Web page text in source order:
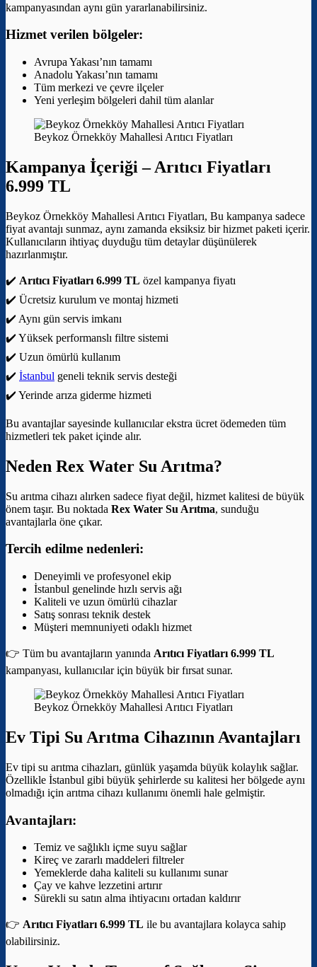
kampanyasından aynı gün yararlanabilirsiniz.
Hizmet verilen bölgeler:
Avrupa Yakası’nın tamamı
Anadolu Yakası’nın tamamı
Tüm merkezi ve çevre ilçeler
Yeni yerleşim bölgeleri dahil tüm alanlar
Beykoz Örnekköy Mahallesi Arıtıcı Fiyatları
Kampanya İçeriği –Arıtıcı Fiyatları
6.999 TL
Beykoz Örnekköy Mahallesi Arıtıcı Fiyatları, Bu kampanya sadece
fiyat avantajı sunmaz, aynı zamanda eksiksiz bir hizmet paketi içerir.
Kullanıcıların ihtiyaç duyduğu tüm detaylar düşünülerek
hazırlanmıştır.
✔️ Arıtıcı Fiyatları 6.999 TL özel kampanya fiyatı
✔️ Ücretsiz kurulum ve montaj hizmeti
✔️ Aynı gün servis imkanı
✔️ Yüksek performanslı filtre sistemi
✔️ Uzun ömürlü kullanım
✔️ İstanbul geneli teknik servis desteği
✔️ Yerinde arıza giderme hizmeti
Bu avantajlar sayesinde kullanıcılar ekstra ücret ödemeden tüm
hizmetleri tek paket içinde alır.
Neden Rex Water Su Arıtma?
Su arıtma cihazı alırken sadece fiyat değil, hizmet kalitesi de büyük
önem taşır. Bu noktada Rex Water Su Arıtma, sunduğu
avantajlarla öne çıkar.
Tercih edilme nedenleri:
Deneyimli ve profesyonel ekip
İstanbul genelinde hızlı servis ağı
Kaliteli ve uzun ömürlü cihazlar
Satış sonrası teknik destek
Müşteri memnuniyeti odaklı hizmet
👉 Tüm bu avantajların yanında Arıtıcı Fiyatları 6.999 TL
kampanyası, kullanıcılar için büyük bir fırsat sunar.
Beykoz Örnekköy Mahallesi Arıtıcı Fiyatları
Ev Tipi Su Arıtma Cihazının Avantajları
Ev tipi su arıtma cihazları, günlük yaşamda büyük kolaylık sağlar.
Özellikle İstanbul gibi büyük şehirlerde su kalitesi her bölgede aynı
olmadığı için arıtma cihazı kullanımı önemli hale gelmiştir.
Avantajları:
Temiz ve sağlıklı içme suyu sağlar
Kireç ve zararlı maddeleri filtreler
Yemeklerde daha kaliteli su kullanımı sunar
Çay ve kahve lezzetini artırır
Sürekli su satın alma ihtiyacını ortadan kaldırır
👉 Arıtıcı Fiyatları 6.999 TL ile bu avantajlara kolayca sahip
olabilirsiniz.